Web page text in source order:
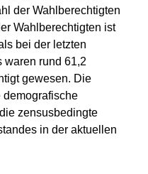
der Wahlberechtigten
Wahlberechtigten ist
bei der letzten
waren rund 61,2
gewesen. Die
demografische
zensusbedingte
in der aktuellen